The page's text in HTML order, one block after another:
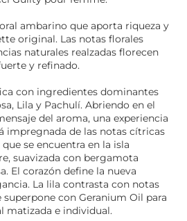
ambarino que aporta riqueza y
original. Las notas florales
naturales realzadas florecen
y refinado.
con ingredientes dominantes
Lila y Pachulí. Abriendo en el
del aroma, una experiencia
impregnada de las notas cítricas
se encuentra en la isla
suavizada con bergamota
El corazón define la nueva
La lila contrasta con notas
superpone con Geranium Oil para
matizada e individual.